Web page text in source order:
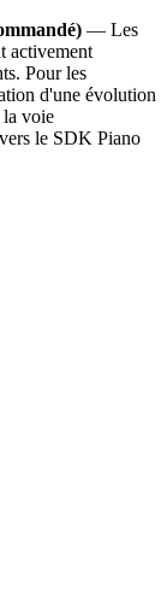
— Les
activement
Pour les
d'une évolution
la voie
vers le SDK Piano